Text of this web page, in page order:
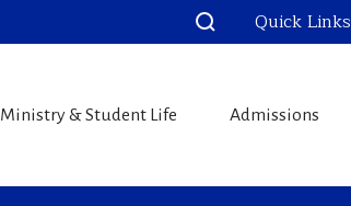
Quick Links
Ministry & Student Life Admissions